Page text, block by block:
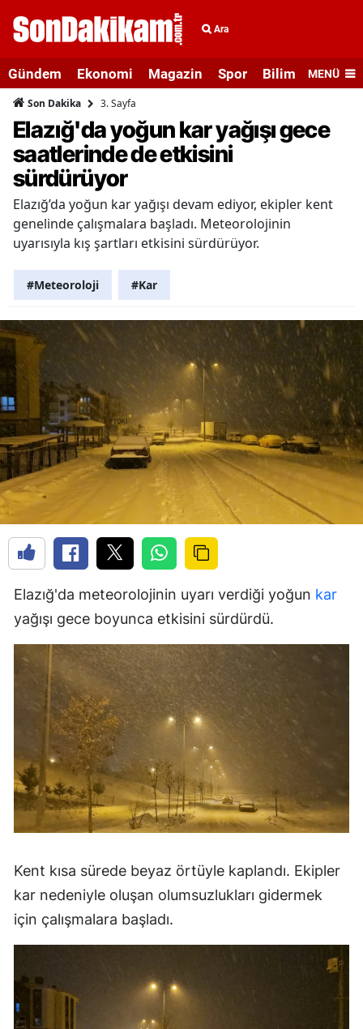
Ara
Gündem Ekonomi Magazin Spor Bilim veMENÜ
Son Dakika 3. Sayfa
Elazığ'da yoğun kar yağışı gece
saatlerinde de etkisini
sürdürüyor
Elazığ’da yoğun kar yağışı devam ediyor, ekipler kent
genelinde çalışmalara başladı. Meteorolojinin
uyarısıyla kış şartları etkisini sürdürüyor.
#Meteoroloji #Kar
Elazığ'da meteorolojinin uyarı verdiği yoğun kar
yağışı gece boyunca etkisini sürdürdü.
Kent kısa sürede beyaz örtüyle kaplandı. Ekipler
kar nedeniyle oluşan olumsuzlukları gidermek
için çalışmalara başladı.